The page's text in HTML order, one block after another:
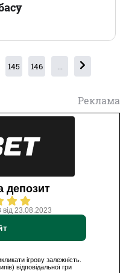
145 146 ...
Реклама
депозит
23.08.2023
ігрову залежність.
відповідальної гри